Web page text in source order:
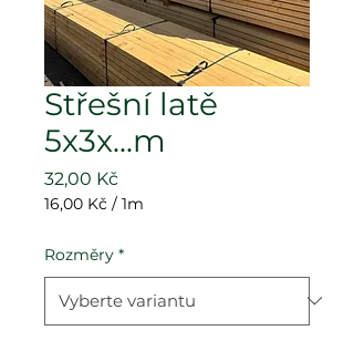
Střešní latě
5x3x...m
32,00 KčCena
16,00 Kč / 1m
za
1
Rozměry *